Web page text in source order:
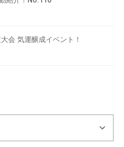
会 気運醸成イベント！